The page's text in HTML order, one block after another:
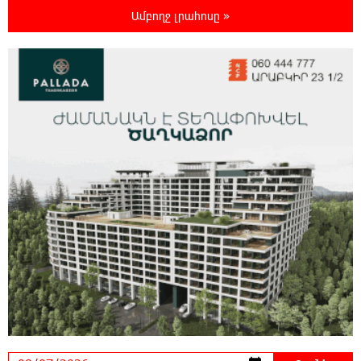
Մալաթիա-Սեբաստիա վարչական շրջանում
տապալվել
22:19:14 6-08-2026
Իրանը և Օմանը պլանավորում են փոխել
Հորմուզի նեղուցի նավագնացության
22:00:57 6-08-2026
8-ամյա Մոնթե Մուրադյանն ու Սյունե
Քոսակյանը հաղթահարել են Արարատի
գագաթը
21:41:25 6-08-2026
Վթար Լոռու մարզում․ փրկարարները
վարորդին դուրս են բերել արգելափակումից
Ամբողջ լրահոսը »